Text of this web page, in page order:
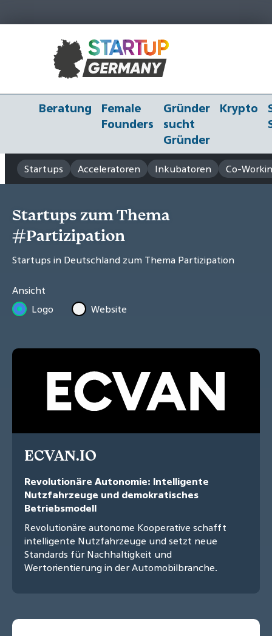
Beratung
Female
Founders
Gründer
sucht
Gründer
Krypto
Startups Acceleratoren Inkubatoren Co-
Startups zum Thema
#Partizipation
Startups in Deutschland zum Thema Partizipation
Ansicht
Logo
Website
ECVAN.IO
Revolutionäre Autonomie: Intelligente
Nutzfahrzeuge und demokratisches
Betriebsmodell
Revolutionäre autonome Kooperative schafft
intelligente Nutzfahrzeuge und setzt neue
Standards für Nachhaltigkeit und
Wertorientierung in der Automobilbranche.